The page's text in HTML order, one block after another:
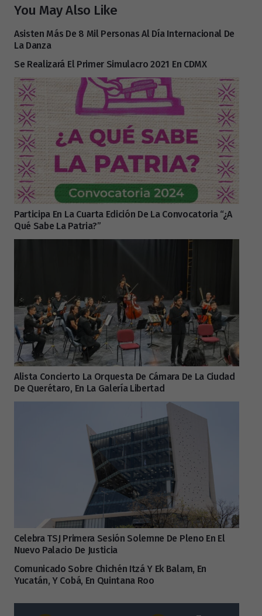
You May Also Like
Asisten Más De 8 Mil Personas Al Día Internacional De
La Danza
Se Realizará El Primer Simulacro 2021 En CDMX
Participa En La Cuarta Edición De La Convocatoria “¿A
Qué Sabe La Patria?”
Alista Concierto La Orquesta De Cámara De La Ciudad
De Querétaro, En La Galería Libertad
Celebra TSJ Primera Sesión Solemne De Pleno En El
Nuevo Palacio De Justicia
Comunicado Sobre Chichén Itzá Y Ek Balam, En
Yucatán, Y Cobá, En Quintana Roo